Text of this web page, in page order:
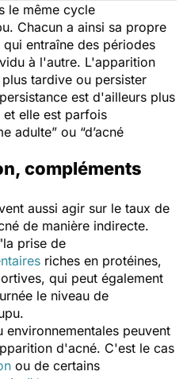
le même cycle
Chacun a ainsi sa propre
entraîne des périodes
à l'autre. L'apparition
tardive ou persister
est d'ailleurs plus
elle est parfois
adulte” ou “d’acné
compléments
aussi agir sur le taux de
de manière indirecte.
la prise de
riches en protéines,
qui peut également
le niveau de
environnementales peuvent
d'acné. C'est le cas
ou de certains